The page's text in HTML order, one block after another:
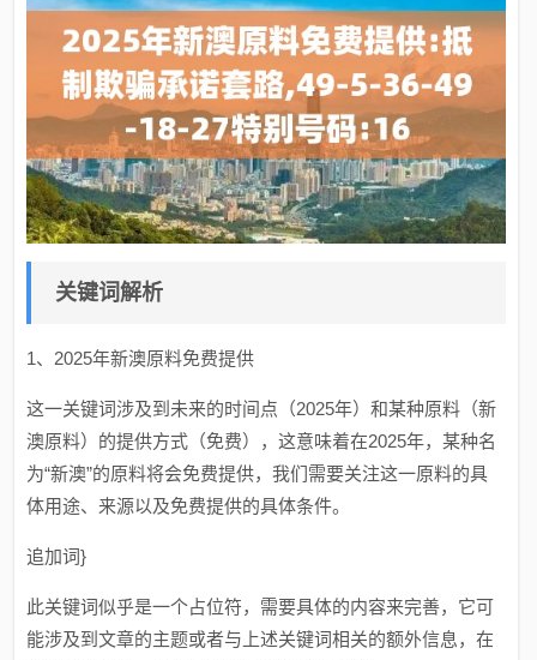
关键词解析
1、2025年新澳原料免费提供
这一关键词涉及到未来的时间点（2025年）和某种原料（新
澳原料）的提供方式（免费），这意味着在2025年，某种名
为“新澳”的原料将会免费提供，我们需要关注这一原料的具
体用途、来源以及免费提供的具体条件。
追加词}
此关键词似乎是一个占位符，需要具体的内容来完善，它可
能涉及到文章的主题或者与上述关键词相关的额外信息，在